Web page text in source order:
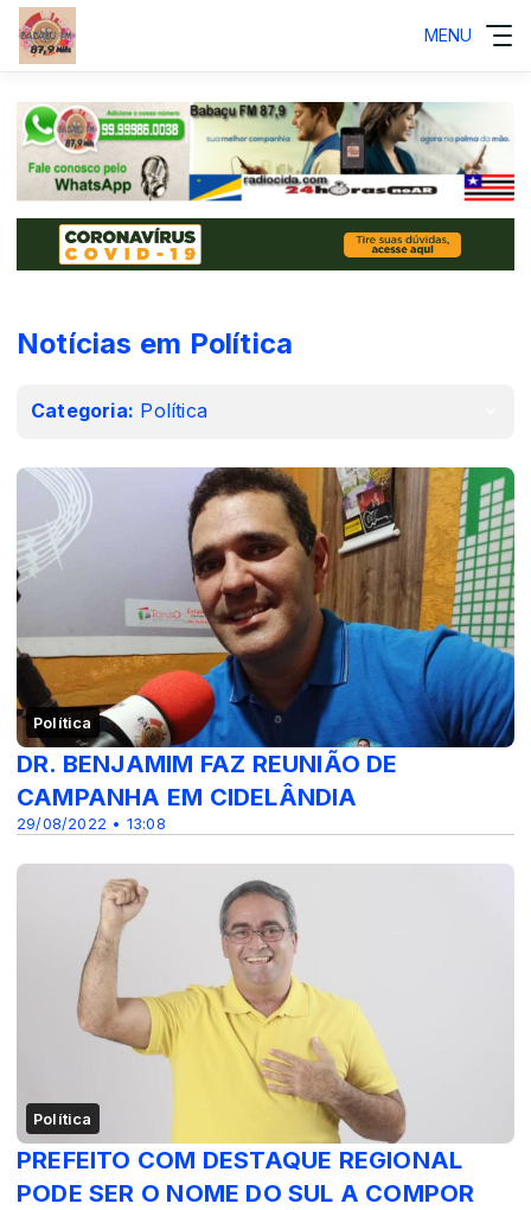
MENU
Notícias em Política
Categoria: Política
Política
29/08/2022 • 13:08
DR. BENJAMIM FAZ REUNIÃO DE
CAMPANHA EM CIDELÂNDIA
Política
PREFEITO COM DESTAQUE REGIONAL
PODE SER O NOME DO SUL A COMPOR